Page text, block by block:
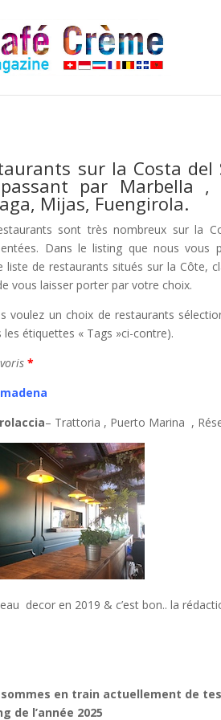
sur la Costa
par Marbella ,
Mijas, Fuengirola.
sont très nombreux sur la
Dans le listing que nous vous
liste de restaurants situés sur la Côte,
vous laisser porter par votre choix.
voulez un choix de restaurants
les étiquettes « Tags »ci-contre).
*
– Trattoria , Puerto Marina ,
decor en 2019 & c’est bon.. la
sommes en train actuellement de
de l’année 2025